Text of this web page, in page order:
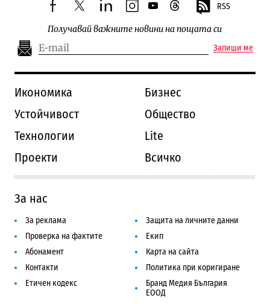
facebooktwitterlinkedininstagram
youtubethreads RSS
Получавай важните новини на пощата си
Запиши ме
Икономика
Бизнес
Устойчивост
Общество
Технологии
Lite
Проекти
Всичко
За нас
За реклама
Защита на личните данни
Проверка на фактите
Екип
Абонамент
Карта на сайта
Контакти
Политика при коригиране
Етичен кодекс
Бранд Медия България
ЕООД